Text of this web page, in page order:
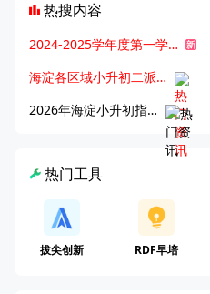
热搜内容
2024-2025学年度第一学期北京各区期末考试真题试卷汇总
海淀各区域小升初二派全攻略合集！区域一至五志愿填报、升学策略详解
2026年海淀小升初指南，一文了解招生政策要点
热门工具
拔尖创新 RDF早培